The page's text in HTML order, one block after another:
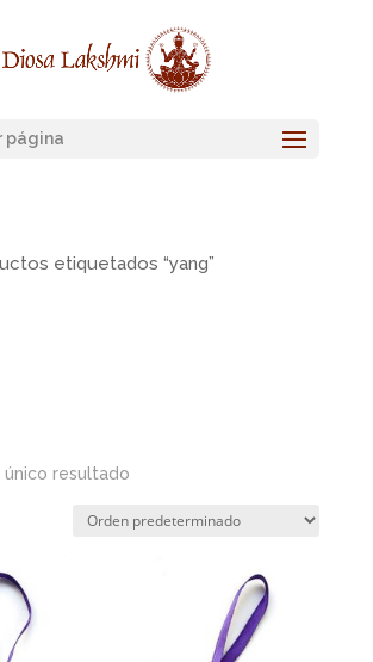
página
etiquetados “yang”
resultado